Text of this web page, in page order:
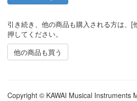
引き続き、他の商品も購入される方は、[
押してください。
他の商品も買う
Copyright © KAWAI Musical Instruments